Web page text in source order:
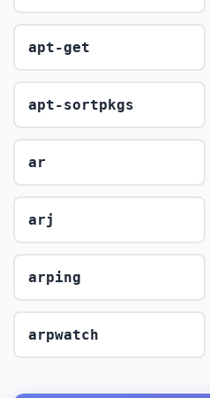
apt-get
apt-sortpkgs
ar
arj
arping
arpwatch